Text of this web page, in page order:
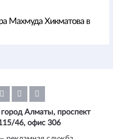
Махмуда Хикматова в
город Алматы, проспект
46, офис 306